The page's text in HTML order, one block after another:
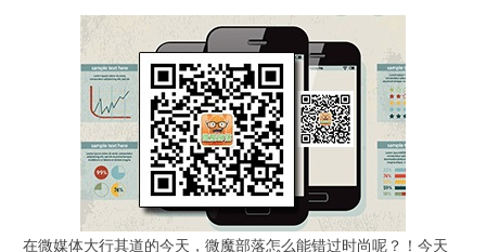
在微媒体大行其道的今天，微魔部落怎么能错过时尚呢？！今天